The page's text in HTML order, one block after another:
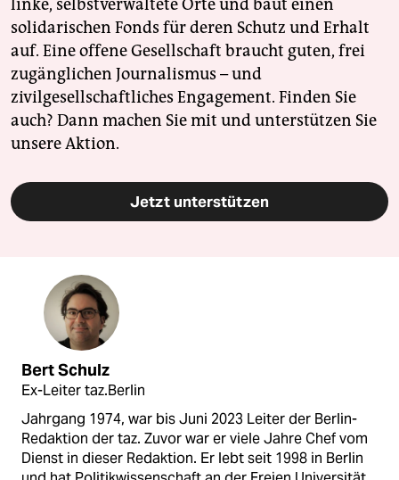
linke, selbstverwaltete Orte und baut einen
solidarischen Fonds für deren Schutz und Erhalt
auf. Eine offene Gesellschaft braucht guten, frei
zugänglichen Journalismus – und
zivilgesellschaftliches Engagement. Finden Sie
auch? Dann machen Sie mit und unterstützen Sie
unsere Aktion.
Jetzt unterstützen
Bert Schulz
Ex-Leiter taz.Berlin
Jahrgang 1974, war bis Juni 2023 Leiter der Berlin-
Redaktion der taz. Zuvor war er viele Jahre Chef vom
Dienst in dieser Redaktion. Er lebt seit 1998 in Berlin